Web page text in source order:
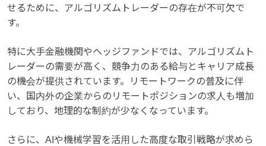
せるために、アルゴリズムトレーダーの存在が不可欠で
す。
特に大手金融機関やヘッジファンドでは、アルゴリズムト
レーダーの需要が高く、競争力のある給与とキャリア成長
の機会が提供されています。リモートワークの普及に伴
い、国内外の企業からのリモートポジションの求人も増加
しており、地理的な制約が少なくなっています。
さらに、AIや機械学習を活用した高度な取引戦略が求めら